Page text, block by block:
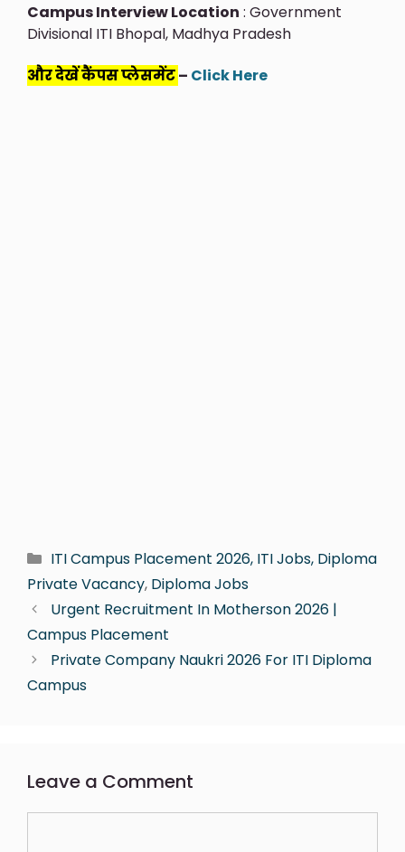
Campus Interview Location : Government
Divisional ITI Bhopal, Madhya Pradesh
और देखें कैंपस प्लेसमेंट– Click Here
ITI Campus Placement 2026, ITI Jobs, Diploma
Private Vacancy, Diploma Jobs
Urgent Recruitment In Motherson 2026 |
Campus Placement
Private Company Naukri 2026 For ITI Diploma
Campus
Leave a Comment